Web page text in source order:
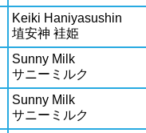
Keiki Haniyasushin
埴安神 袿姫
Sunny Milk
サニーミルク
Sunny Milk
サニーミルク